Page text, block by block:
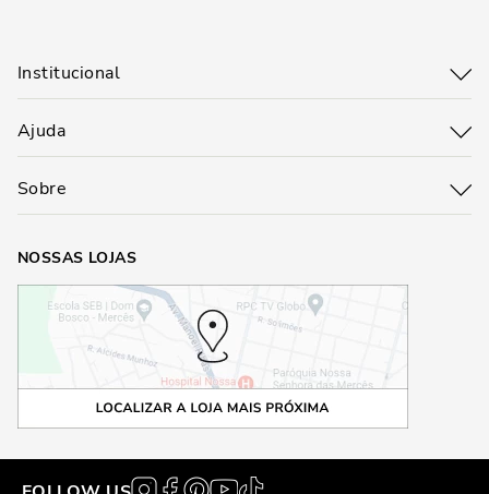
Institucional
Ajuda
Sobre
NOSSAS LOJAS